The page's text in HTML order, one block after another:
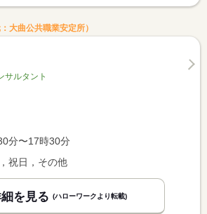
大曲公共職業安定所）
ルタント
分〜17時30分
祝日，その他
を見る (ハローワークより転載)